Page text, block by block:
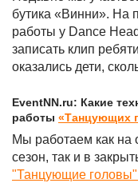
бутика «Винни». На
работы у Dance
записать клип
оказались дети,
EventNN.ru: Какие
работы «Танцующих
Мы работаем как на
сезон, так и в
"Танцующие головы"